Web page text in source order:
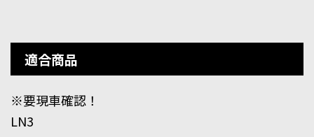
適合商品
※要現車確認！
LN3